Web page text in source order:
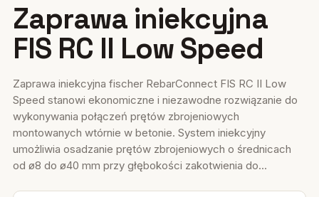
Wkręty
Firestop
Systemy fasadowe 17
Zaprawa iniekcyjna
FIS RC II Low Speed
Zaprawa iniekcyjna fischer RebarConnect FIS RC II Low
Speed stanowi ekonomiczne i niezawodne rozwiązanie do
wykonywania połączeń prętów zbrojeniowych
montowanych wtórnie w betonie. System iniekcyjny
umożliwia osadzanie prętów zbrojeniowych o średnicach
od ø8 do ø40 mm przy głębokości zakotwienia do...